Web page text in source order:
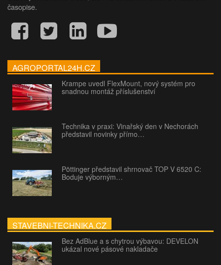
časopise.
AGROPORTAL24H.CZ
Krampe uvedl FlexMount, nový systém pro
snadnou montáž příslušenství
Technika v praxi: Vinařský den v Nechorách
představil novinky přímo…
Pöttinger představil shrnovač TOP V 6520 C:
Boduje výborným…
STAVEBNI-TECHNIKA.CZ
Bez AdBlue a s chytrou výbavou: DEVELON
ukázal nové pásové nakladače